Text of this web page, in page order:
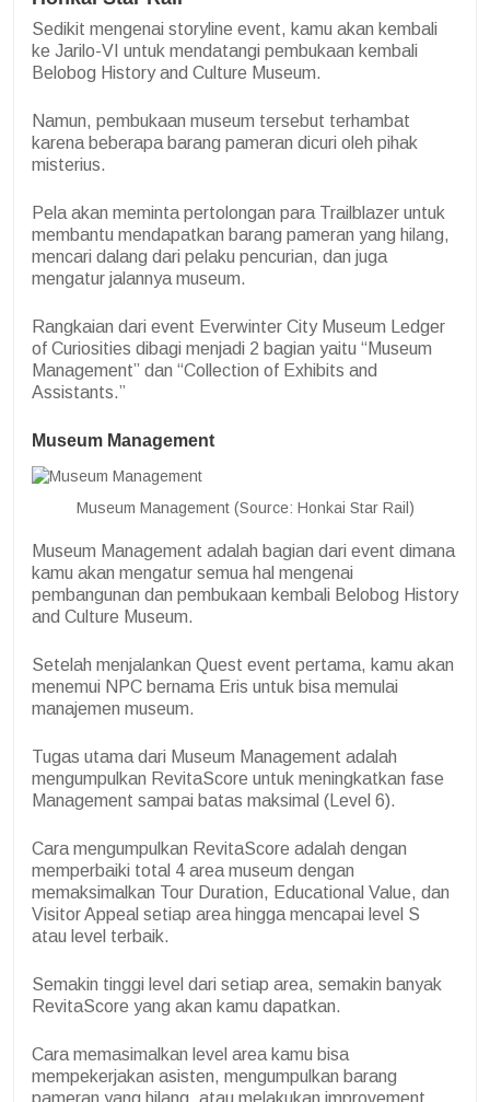
Sedikit mengenai storyline event, kamu akan kembali
ke Jarilo-VI untuk mendatangi pembukaan kembali
Belobog History and Culture Museum.
Namun, pembukaan museum tersebut terhambat
karena beberapa barang pameran dicuri oleh pihak
misterius.
Pela akan meminta pertolongan para Trailblazer untuk
membantu mendapatkan barang pameran yang hilang,
mencari dalang dari pelaku pencurian, dan juga
mengatur jalannya museum.
Rangkaian dari event Everwinter City Museum Ledger
of Curiosities dibagi menjadi 2 bagian yaitu “Museum
Management” dan “Collection of Exhibits and
Assistants.”
Museum Management
Museum Management (Source: Honkai Star Rail)
Museum Management adalah bagian dari event dimana
kamu akan mengatur semua hal mengenai
pembangunan dan pembukaan kembali Belobog History
and Culture Museum.
Setelah menjalankan Quest event pertama, kamu akan
menemui NPC bernama Eris untuk bisa memulai
manajemen museum.
Tugas utama dari Museum Management adalah
mengumpulkan RevitaScore untuk meningkatkan fase
Management sampai batas maksimal (Level 6).
Cara mengumpulkan RevitaScore adalah dengan
memperbaiki total 4 area museum dengan
memaksimalkan Tour Duration, Educational Value, dan
Visitor Appeal setiap area hingga mencapai level S
atau level terbaik.
Semakin tinggi level dari setiap area, semakin banyak
RevitaScore yang akan kamu dapatkan.
Cara memasimalkan level area kamu bisa
mempekerjakan asisten, mengumpulkan barang